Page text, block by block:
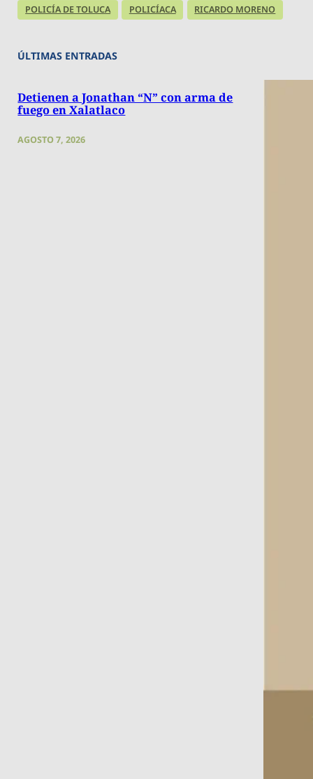
POLICÍA DE TOLUCA POLICÍACA RICARDO MORENO
ÚLTIMAS ENTRADAS
Detienen a Jonathan “N” con arma de
fuego en Xalatlaco
AGOSTO 7, 2026